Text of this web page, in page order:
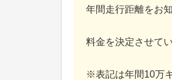
年間走行距離をお
料金を決定させて
※表記は年間10万